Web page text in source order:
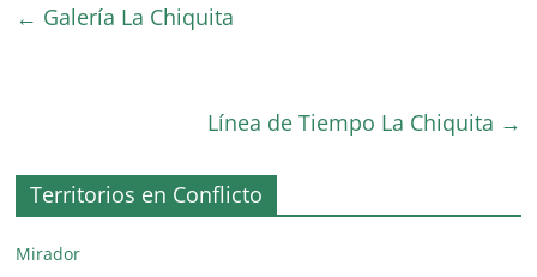
← Galería La Chiquita
Línea de Tiempo La Chiquita →
Territorios en Conflicto
Mirador